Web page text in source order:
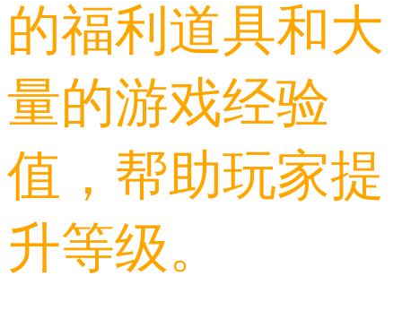
的福利道具和大
量的游戏经验
值，帮助玩家提
升等级。